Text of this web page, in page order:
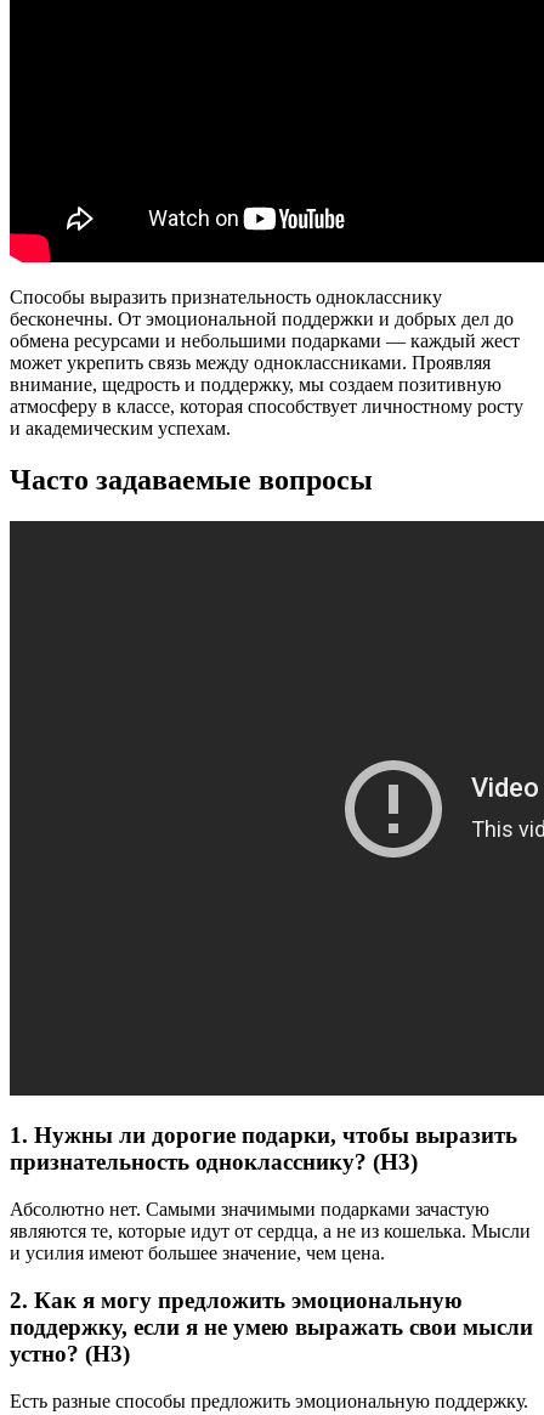
Способы выразить признательность однокласснику
бесконечны. От эмоциональной поддержки и добрых дел до
обмена ресурсами и небольшими подарками — каждый жест
может укрепить связь между одноклассниками. Проявляя
внимание, щедрость и поддержку, мы создаем позитивную
атмосферу в классе, которая способствует личностному росту
и академическим успехам.
Часто задаваемые вопросы
1. Нужны ли дорогие подарки, чтобы выразить
признательность однокласснику? (Н3)
Абсолютно нет. Самыми значимыми подарками зачастую
являются те, которые идут от сердца, а не из кошелька. Мысли
и усилия имеют большее значение, чем цена.
2. Как я могу предложить эмоциональную
поддержку, если я не умею выражать свои мысли
устно? (Н3)
Есть разные способы предложить эмоциональную поддержку.